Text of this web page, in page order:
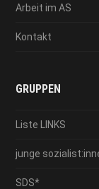
Arbeit im AS
Kontakt
GRUPPEN
Liste LINKS
junge
SDS*